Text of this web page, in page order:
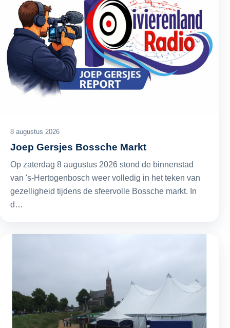
8 augustus 2026
Joep Gersjes Bossche Markt
Op zaterdag 8 augustus 2026 stond de binnenstad
van 's-Hertogenbosch weer volledig in het teken van
gezelligheid tijdens de sfeervolle Bossche markt. In
d…